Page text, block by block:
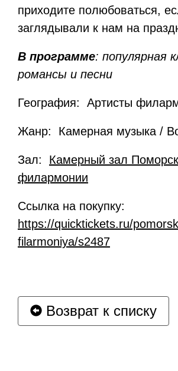
приходите полюбоваться,
заглядывали к нам на
В программе: популярная
романсы и песни
География: Артисты
Жанр: Камерная музыка /
Зал: Камерный зал
филармонии
Ссылка на покупку:
https://quicktickets.ru/
filarmoniya/s2487
Возврат к списку